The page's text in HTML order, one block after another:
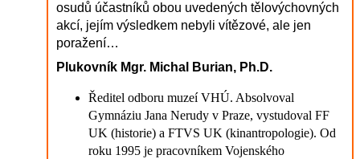
osudů účastníků obou uvedených tělovýchovných
akcí, jejím výsledkem nebyli vítězové, ale jen
poražení…
Plukovník Mgr. Michal Burian, Ph.D.
Ředitel odboru muzeí VHÚ. Absolvoval
Gymnáziu Jana Nerudy v Praze, vystudoval FF
UK (historie) a FTVS UK (kinantropologie). Od
roku 1995 je pracovníkem Vojenského